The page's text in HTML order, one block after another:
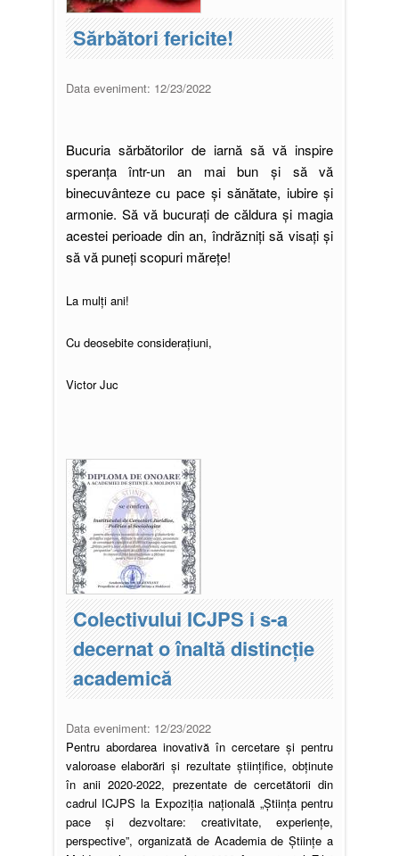
Sărbători fericite!
Data eveniment: 12/23/2022
Bucuria sărbătorilor de iarnă să vă inspire
speranța într-un an mai bun și să vă
binecuvânteze cu pace și sănătate, iubire și
armonie. Să vă bucurați de căldura și magia
acestei perioade din an, îndrăzniți să visați și
să vă puneți scopuri mărețe!
La mulți ani!
Cu deosebite considerațiuni,
Victor Juc
Colectivului ICJPS i s-a
decernat o înaltă distincție
academică
Data eveniment: 12/23/2022
Pentru abordarea inovativă în cercetare și pentru
valoroase elaborări și rezultate științifice, obținute
în anii 2020-2022, prezentate de cercetătorii din
cadrul ICJPS la Expoziția națională „Știința pentru
pace și dezvoltare: creativitate, experiențe,
perspective”, organizată de Academia de Științe a
Pagini